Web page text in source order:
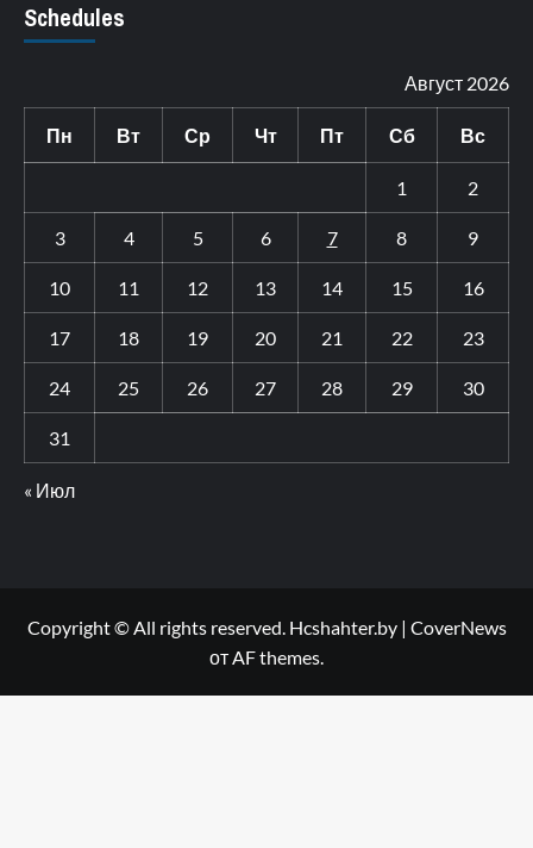
Schedules
Август 2026
Пн Вт Ср Чт Пт Сб Вс
1 2
3 4 5 6 7 8 9
10 11 12 13 14 15 16
17 18 19 20 21 22 23
24 25 26 27 28 29 30
31
« Июл
Copyright © All rights reserved. Hcshahter.by | CoverNews
от AF themes.